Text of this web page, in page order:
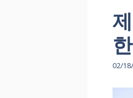
02/